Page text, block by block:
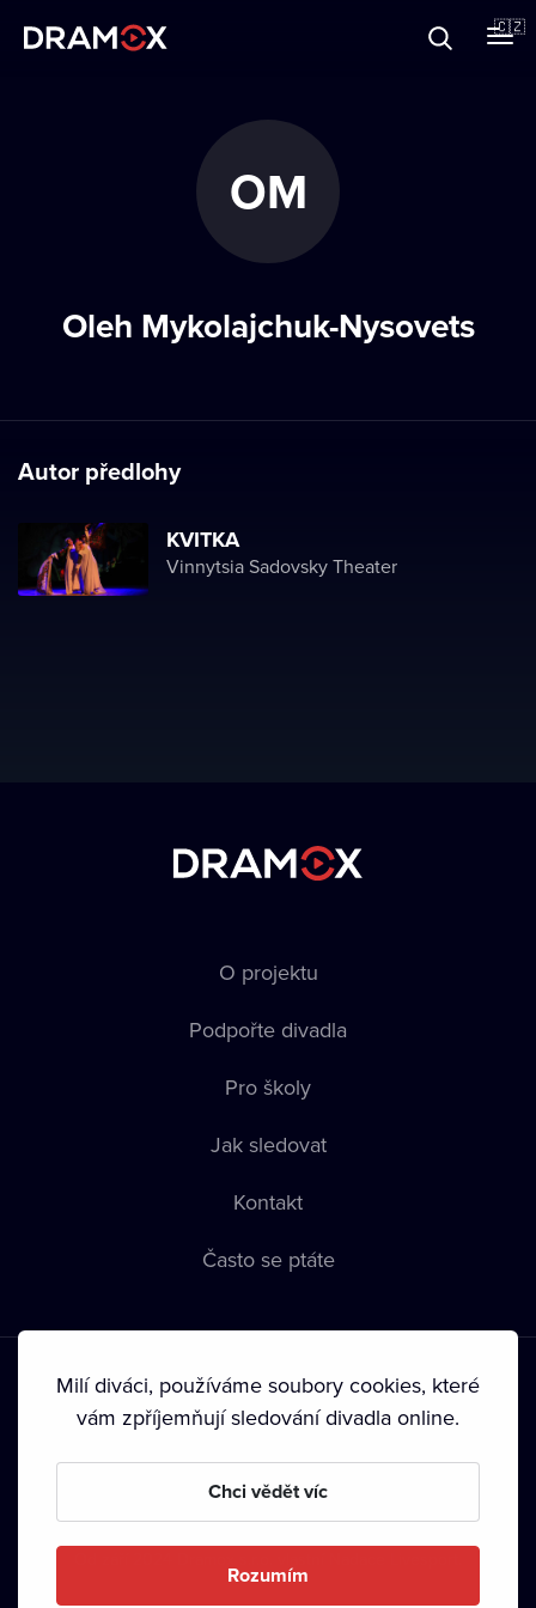
🇨🇿
OM
Oleh Mykolajchuk-Nysovets
Autor předlohy
KVITKA
Vinnytsia Sadovsky Theater
O projektu
Podpořte divadla
Pro školy
Jak sledovat
Kontakt
Často se ptáte
Podmínky používání • Ochrana soukromí • Zásady používání
• Autorská práva•
Milí diváci, používáme soubory cookies, které
vám zpříjemňují sledování divadla online.
Chci vědět víc
Rozumím